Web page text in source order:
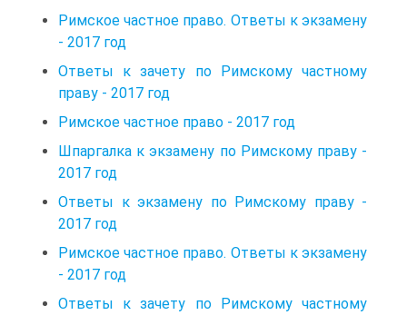
Римское частное право. Ответы к экзамену
- 2017 год
Ответы к зачету по Римскому частному
праву - 2017 год
Римское частное право - 2017 год
Шпаргалка к экзамену по Римскому праву -
2017 год
Ответы к экзамену по Римскому праву -
2017 год
Римское частное право. Ответы к экзамену
- 2017 год
Ответы к зачету по Римскому частному